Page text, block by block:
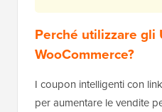
Perché utilizzare gli
WooCommerce?
I coupon intelligenti con
per aumentare le vendite